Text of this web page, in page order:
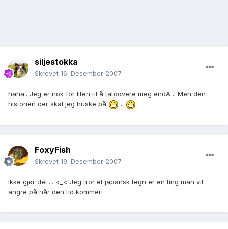
siljestokka
Skrevet 16. Desember 2007
haha.. Jeg er nok for liten til å tatoovere meg endA .. Men den
historien der skal jeg huske på
..
FoxyFish
Skrevet 19. Desember 2007
Ikke gjør det.... <_< Jeg tror et japansk tegn er en ting man vil
angre på når den tid kommer!